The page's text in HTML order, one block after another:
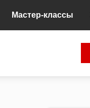
Мастер-классы